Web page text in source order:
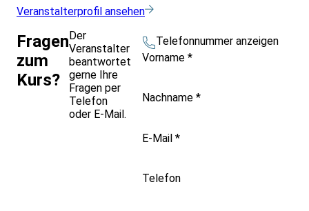
Veranstalterprofil ansehen
Fragen
zum
Kurs?
Der
Veranstalter
beantwortet
gerne Ihre
Fragen per
Telefon
oder E-Mail.
Telefonnummer anzeigen
Vorname *
Nachname *
E-Mail *
Telefon